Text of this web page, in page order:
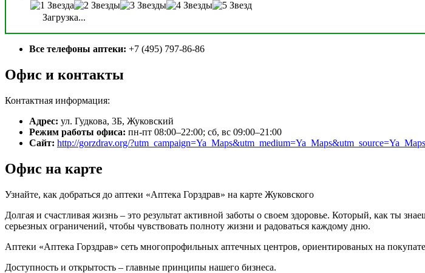
Загрузка...
Все телефоны аптеки: +7 (495) 797-86-86
Офис и контакты
Контактная информация:
Адрес: ул. Гудкова, 3Б, Жуковский
Режим работы офиса: пн-пт 08:00–22:00; сб, вс 09:00–21:00
Сайт: http://gorzdrav.org/?utm_campaign=Ya_Maps&utm_medium=Ya_Maps&utm_source=Ya_Maps
Офис на карте
Узнайте, как добраться до аптеки «Аптека Горздрав» на карте Жуковского
Долгая и счастливая жизнь – это результат активной заботы о своем здоровье. Который, как ты
серьезных ограничений, чтобы чувствовать полноту жизни и радоваться каждому дню.
Аптеки «Аптека Горздрав» сеть многопрофильных аптечных центров, ориентированых на
Доступность и открытость – главные принципы нашего бизнеса.